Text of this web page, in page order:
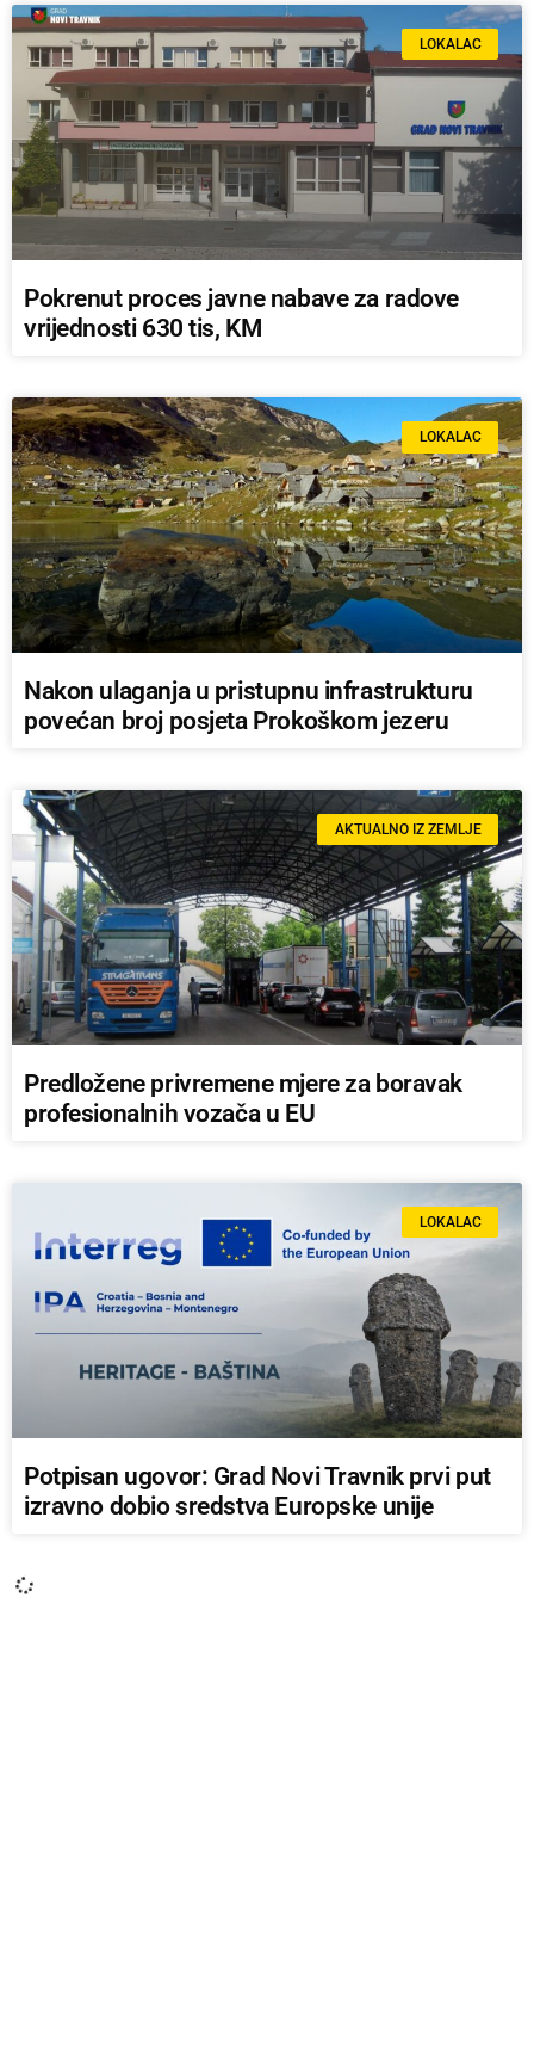
LOKALAC
Pokrenut proces javne nabave za radove
vrijednosti 630 tis, KM
LOKALAC
Nakon ulaganja u pristupnu infrastrukturu
povećan broj posjeta Prokoškom jezeru
AKTUALNO IZ ZEMLJE
Predložene privremene mjere za boravak
profesionalnih vozača u EU
LOKALAC
Potpisan ugovor: Grad Novi Travnik prvi put
izravno dobio sredstva Europske unije